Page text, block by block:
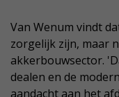
Van Wenum vindt
zorgelijk zijn, maar
akkerbouwsector.
dealen en de
aandacht aan het